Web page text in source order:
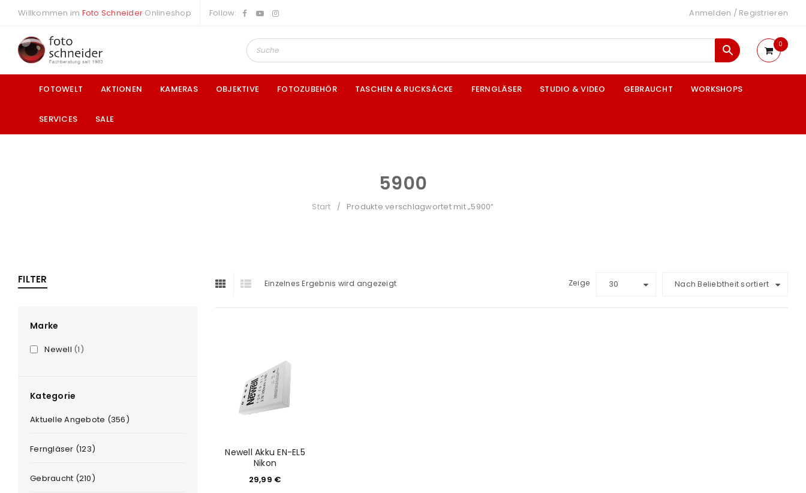
Willkommen im Foto Schneider Onlineshop Follow: Anmelden / Registrieren
0
FOTOWELT AKTIONEN KAMERAS OBJEKTIVE FOTOZUBEHÖR TASCHEN & RUCKSÄCKE FERNGLÄSER STUDIO & VIDEO GEBRAUCHT WORKSHOPS
SERVICES SALE
5900
Start / Produkte verschlagwortet mit „5900“
FILTER
Marke
Newell (1)
Kategorie
Aktuelle Angebote (356)
Ferngläser (123)
Gebraucht (210)
Einzelnes Ergebnis wird angezeigt Nach Beliebtheit sortiert
Zeige 30
Newell Akku EN-EL5
Nikon
29,99 €